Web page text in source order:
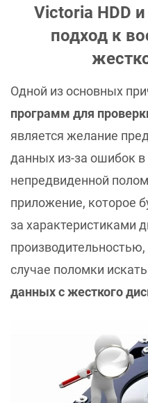
Victoria HDD
подход к
Одной из основных
программ для
является желание
данных из-за ошибок в
непредвиденной
приложение, которое
за характеристиками
случае поломки
данных с жесткого